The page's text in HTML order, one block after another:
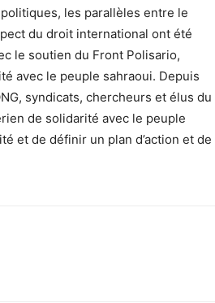
les parallèles entre le
du droit international ont été
le soutien du Front Polisario,
avec le peuple sahraoui. Depuis
syndicats, chercheurs et élus du
de solidarité avec le peuple
et de définir un plan d’action et de